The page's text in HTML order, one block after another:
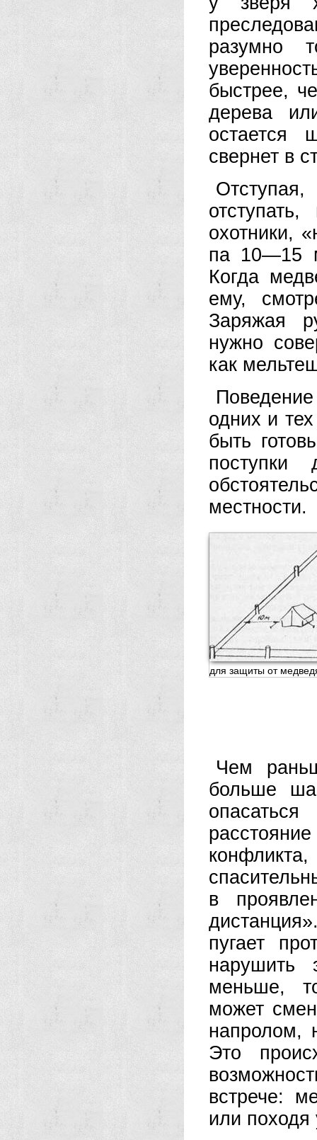
разумно
быстрее,
дерева
остается
свернет в
охотники,
па 10—15
Когда
ему,
Заряжая
нужно
как
одних и
быть
поступки
местности.
для защиты от
Чем
больше
в
пугает
нарушить
меньше,
может
напролом,
Это
встрече:
или походя